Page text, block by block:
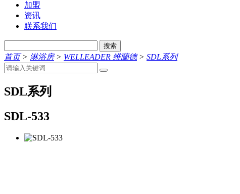
加盟
资讯
联系我们
搜索
首页> 淋浴房> WELLEADER 维蘭德> SDL系列
SDL系列
SDL-533